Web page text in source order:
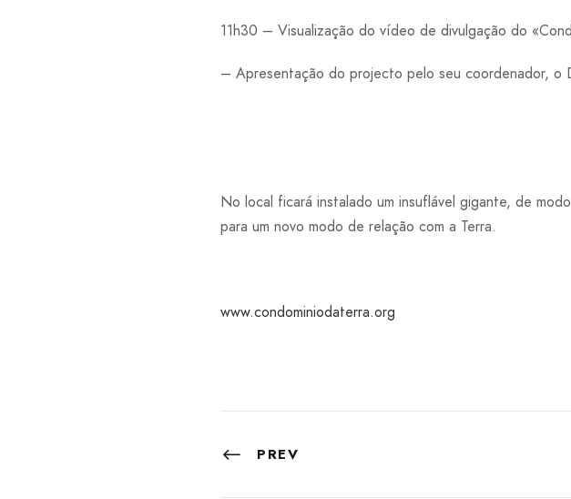
11h30 – Visualização do vídeo de divulgação do
– Apresentação do projecto pelo seu coordenador, o
No local ficará instalado um insuflável gigante, de
para um novo modo de relação com a Terra.
www.condominiodaterra.org
PREV